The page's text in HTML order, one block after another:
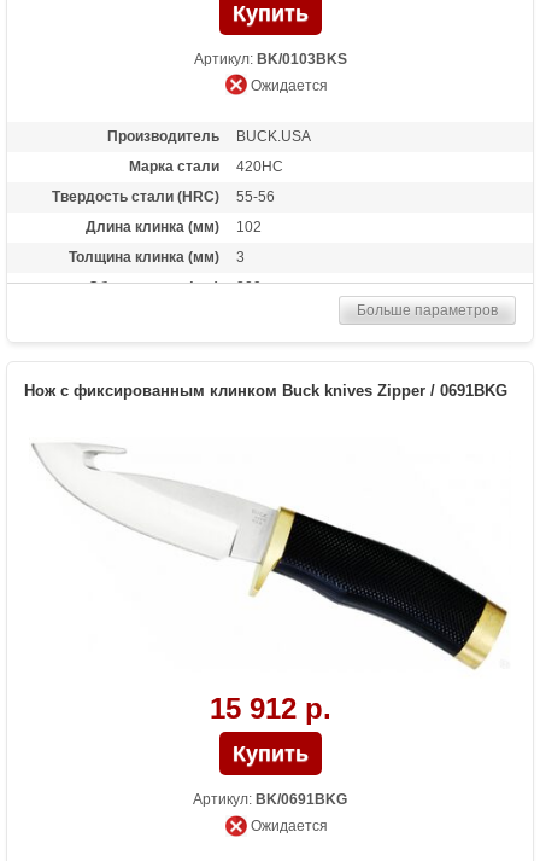
Артикул: BK/0103BKS
Ожидается
Производитель
BUCK.USA
Марка стали
420HC
Твердость стали (HRC)
55-56
Длина клинка (мм)
102
Толщина клинка (мм)
3
Общая длина (мм)
209
Комплект
кожаные ножны в комплекте
Больше параметров
Нож с фиксированным клинком Buck knives Zipper / 0691BKG
15 912 р.
Артикул: BK/0691BKG
Ожидается